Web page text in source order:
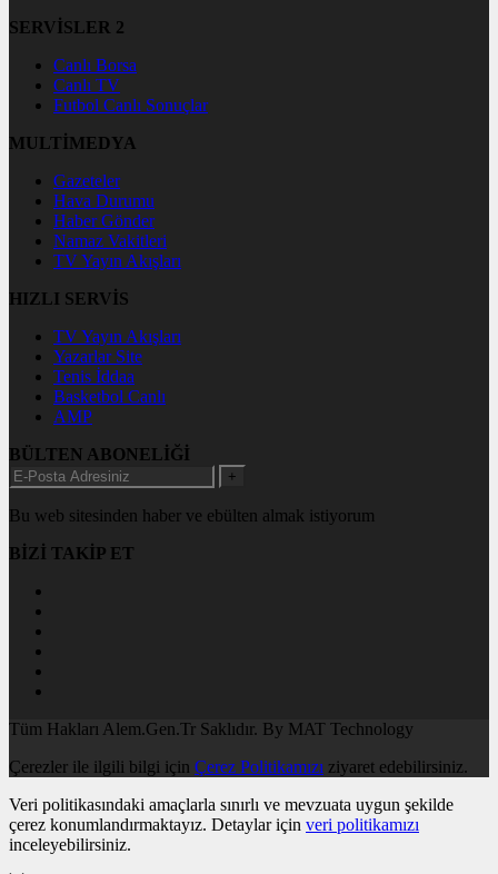
SERVİSLER 2
Canlı Borsa
Canlı TV
Futbol Canlı Sonuçlar
MULTİMEDYA
Gazeteler
Hava Durumu
Haber Gönder
Namaz Vakitleri
TV Yayın Akışları
HIZLI SERVİS
TV Yayın Akışları
Yazarlar Site
Tenis İddaa
Basketbol Canlı
AMP
BÜLTEN ABONELİĞİ
+
Bu web sitesinden haber ve ebülten almak istiyorum
BİZİ TAKİP ET
Tüm Hakları Alem.Gen.Tr Saklıdır. By MAT Technology
Çerezler ile ilgili bilgi için Çerez Politikamızı ziyaret edebilirsiniz.
Veri politikasındaki amaçlarla sınırlı ve mevzuata uygun şekilde
çerez konumlandırmaktayız. Detaylar için veri politikamızı
inceleyebilirsiniz.